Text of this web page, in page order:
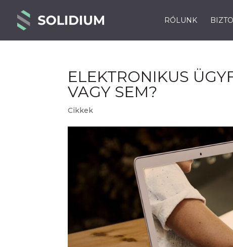
RÓLUNK
ELEKTRONIKUS
VAGY SEM?
Cikkek